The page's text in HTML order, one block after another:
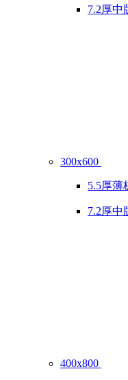
7.2厚中
300x600
5.5厚薄
7.2厚中
400x800